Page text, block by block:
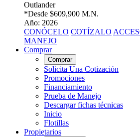
Outlander
*Desde $609,900 M.N.
Año: 2026
CONÓCELO COTÍZALO
MANEJO
Comprar
Comprar
Solicita Una Cotización
Promociones
Financiamiento
Prueba de Manejo
Descargar fichas técnicas
Inicio
Flotillas
Propietarios